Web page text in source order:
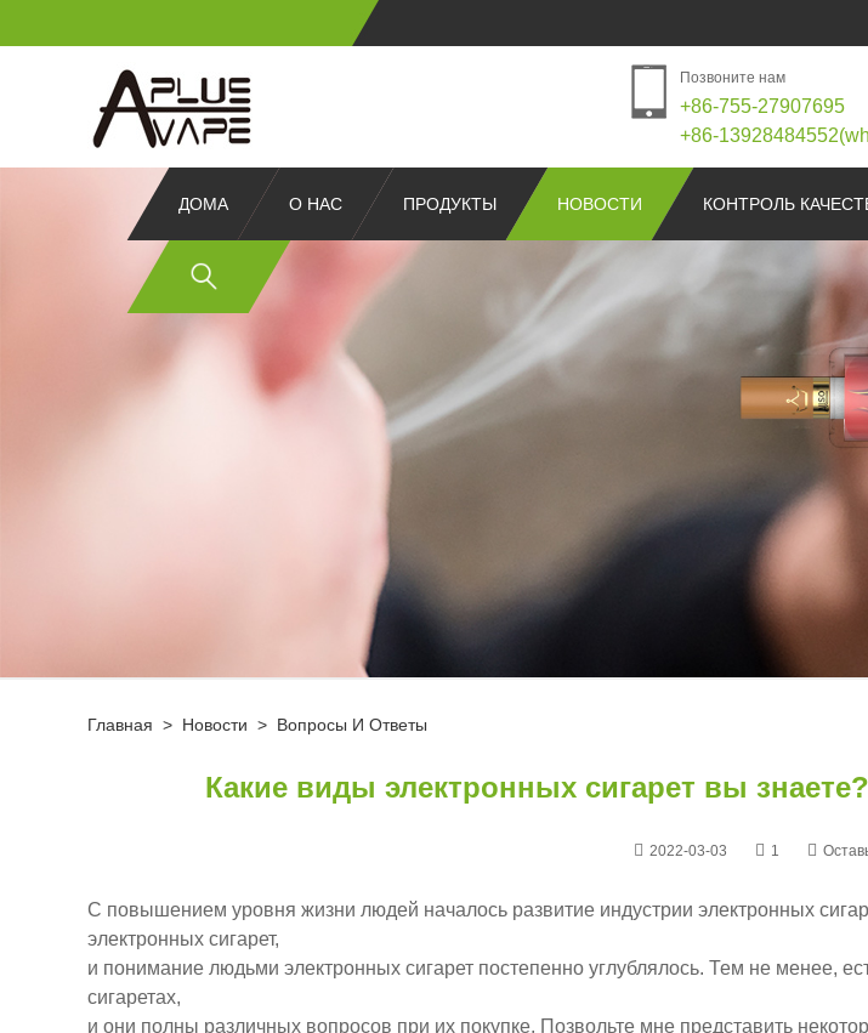
Позвоните нам
+86-755-27907695
+86-
ДОМА О НАС ПРОДУКТЫ НОВОСТИ КОНТРОЛЬ
Главная > Новости > Вопросы И Ответы
Какие виды электронных сигарет вы
2022-03-03 1
С повышением уровня жизни людей началось развитие индустрии электронных
электронных сигарет,
и понимание людьми электронных сигарет постепенно углублялось. Тем не менее,
сигаретах,
и они полны различных вопросов при их покупке. Позвольте мне представить